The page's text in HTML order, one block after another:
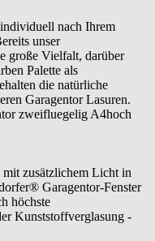
nach Ihrem
unser
große Vielfalt, darüber
Palette als
die natürliche
Garagentor Lasuren.
mit zusätzlichem Licht in
Garagentor-Fenster
höchste
Kunststoffverglasung -